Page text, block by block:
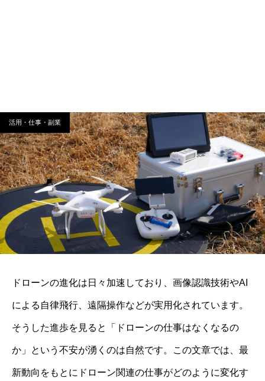
活用・仕事・副業
ドローンの進化は日々加速しており、画像認識技術やAI
による自律飛行、遠隔操作などが実用化されています。
そうした進歩を見ると「ドローンの仕事はなくなるの
か」という不安が湧くのは自然です。この文章では、最
新動向をもとにドローン関連の仕事がどのように変化す